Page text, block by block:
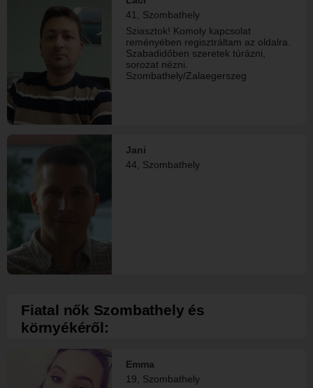
az alap. Szeretnék hasonló vagy
részben hasonló tulajdonságokkal
rendelkező hölgy mellett hosszú
távon érzelmileg elköteleződni -
vágyom rá.
41, Szombathely
Sziasztok! Komoly kapcsolat
reményében regisztráltam az oldalra.
Szabadidőben szeretek túrázni,
sorozat nézni.
Szombathely/Zalaegerszeg
Jani
44, Szombathely
Fiatal nők Szombathely és
környékéről:
Emma
19, Szombathely